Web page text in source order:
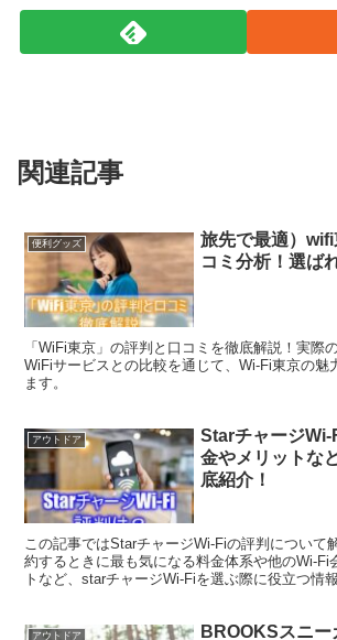
関連記事
便利グッズ
旅先で最適）wifi
コミ分析！選ば
「WiFi東京」の評判と口コミを徹底解説！実際
WiFiサービスとの比較を通じて、Wi-Fi東京の魅
ます。
アウトドア
StarチャージWi-
金やメリットな
底紹介！
この記事ではStarチャージWi-Fiの評判について
約するときに最も気になる料金体系や他のWi-Fi
トなど、starチャージWi-Fiを選ぶ際に役立つ情
アウトドア
BROOKSスニ